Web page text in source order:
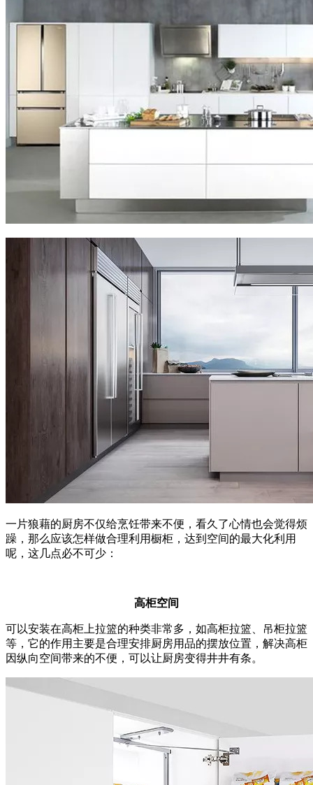
一片狼藉的厨房不仅给烹饪带来不便，看久了心情也会觉得烦
躁，那么应该怎样做合理利用橱柜，达到空间的最大化利用
呢，这几点必不可少：
高柜空间
可以安装在高柜上拉篮的种类非常多，如高柜拉篮、吊柜拉篮
等，它的作用主要是合理安排厨房用品的摆放位置，解决高柜
因纵向空间带来的不便，可以让厨房变得井井有条。